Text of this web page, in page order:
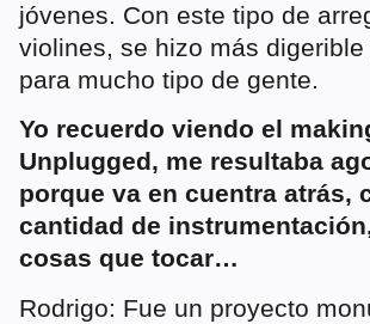
jóvenes. Con este tipo de
violines, se hizo más
para mucho tipo de gente.
Yo recuerdo viendo el
Unplugged, me resultaba
porque va en cuentra atrás,
cantidad de
cosas que tocar…
Rodrigo: Fue un proyecto